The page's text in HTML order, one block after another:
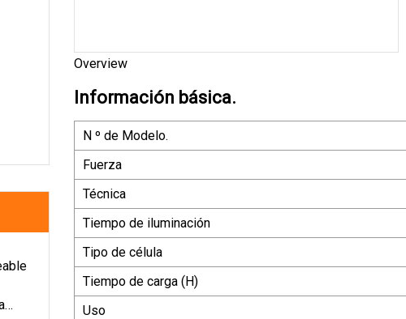
Overview
Información básica.
N º de Modelo.
Fuerza
Técnica
Tiempo de iluminación
Tipo de célula
Tiempo de carga (H)
Uso